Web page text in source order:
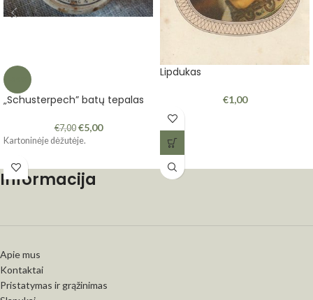
„Schusterpech” batų tepalas
€7,00 €5,00
Kartoninėje dėžutėje.
Lipdukas
€1,00
Informacija
Apie mus
Kontaktai
Pristatymas ir grąžinimas